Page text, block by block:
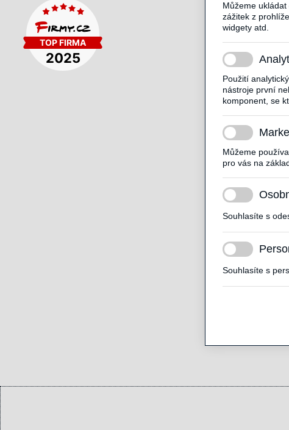
Můžeme
zážitek z
widgety atd.
Použití
nástroje první
komponent, se
Můžeme
pro vás na
Souhlasíte s
Souhlasíte s